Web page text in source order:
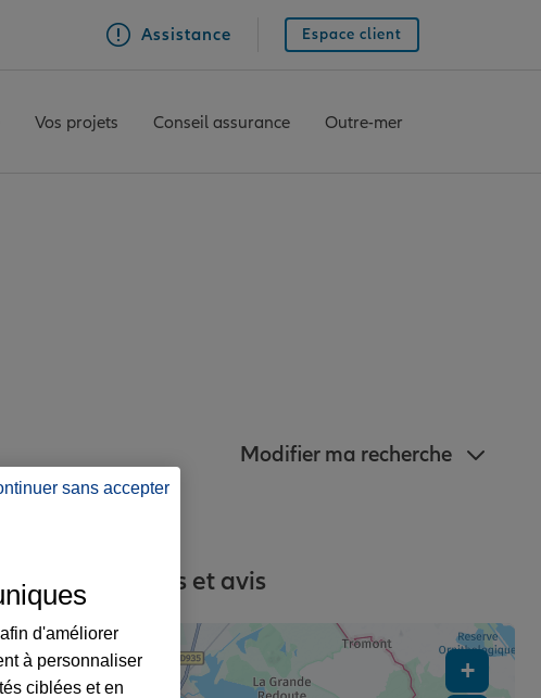
Assistance Espace client
Vos projets Conseil assurance Outre-mer
Modifier ma recherche
contacts et avis
+
sans accepter
d'améliorer
à personnaliser
ciblées et en